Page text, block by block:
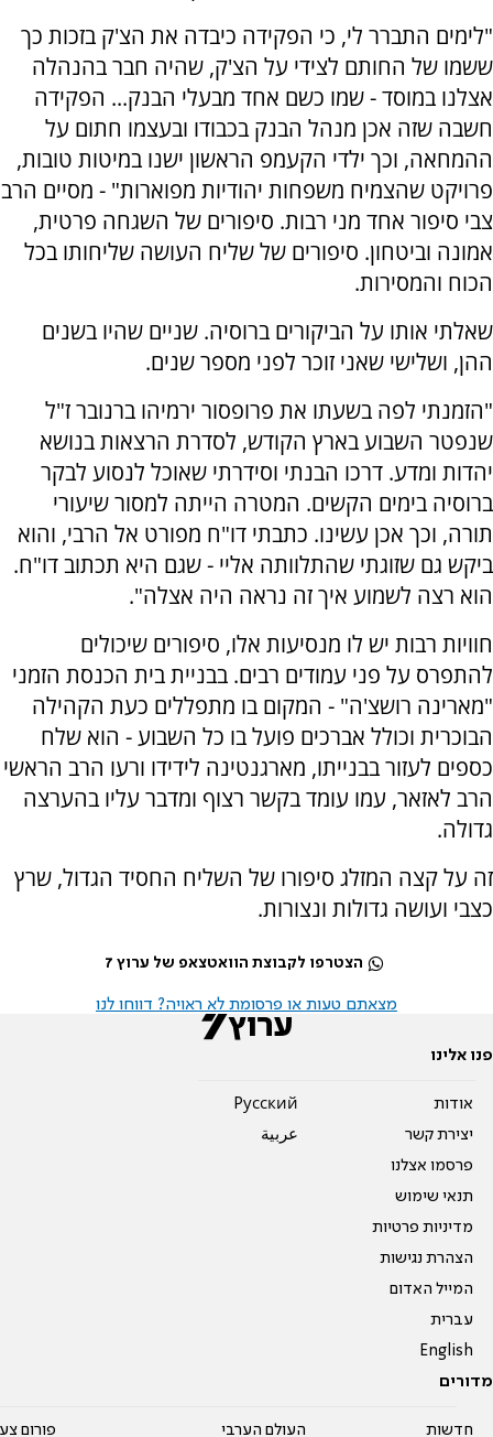
"לימים התברר לי, כי הפקידה כיבדה את הצ'ק בזכות כך
ששמו של החותם לצידי על הצ'ק, שהיה חבר בהנהלה
אצלנו במוסד - שמו כשם אחד מבעלי הבנק... הפקידה
חשבה שזה אכן מנהל הבנק בכבודו ובעצמו חתום על
ההמחאה, וכך ילדי הקעמפ הראשון ישנו במיטות טובות,
פרויקט שהצמיח משפחות יהודיות מפוארות" - מסיים הרב
צבי סיפור אחד מני רבות. סיפורים של השגחה פרטית,
אמונה וביטחון. סיפורים של שליח העושה שליחותו בכל
הכוח והמסירות.
שאלתי אותו על הביקורים ברוסיה. שניים שהיו בשנים
ההן, ושלישי שאני זוכר לפני מספר שנים.
"הזמנתי לפה בשעתו את פרופסור ירמיהו ברנובר ז"ל
שנפטר השבוע בארץ הקודש, לסדרת הרצאות בנושא
יהדות ומדע. דרכו הבנתי וסידרתי שאוכל לנסוע לבקר
ברוסיה בימים הקשים. המטרה הייתה למסור שיעורי
תורה, וכך אכן עשינו. כתבתי דו"ח מפורט אל הרבי, והוא
ביקש גם שזוגתי שהתלוותה אליי - שגם היא תכתוב דו"ח.
הוא רצה לשמוע איך זה נראה היה אצלה".
חוויות רבות יש לו מנסיעות אלו, סיפורים שיכולים
להתפרס על פני עמודים רבים. בבניית בית הכנסת הזמני
"מארינה רושצ'ה" - המקום בו מתפללים כעת הקהילה
הבוכרית וכולל אברכים פועל בו כל השבוע - הוא שלח
כספים לעזור בבנייתו, מארגנטינה לידידו ורעו הרב הראשי
הרב לאזאר, עמו עומד בקשר רצוף ומדבר עליו בהערצה
גדולה.
זה על קצה המזלג סיפורו של השליח החסיד הגדול, שרץ
כצבי ועושה גדולות ונצורות.
הצטרפו לקבוצת הוואטצאפ של ערוץ 7
מצאתם טעות או פרסומת לא ראויה? דווחו לנו
פנו אלינו
אודות
יצירת קשר
פרסמו אצלנו
תנאי שימוש
מדיניות פרטיות
הצהרת נגישות
המייל האדום
עברית
English
Pусский
عربية
מדורים
חדשות העולם הערבי פורום